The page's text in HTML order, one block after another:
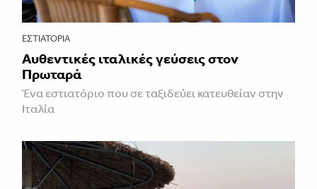
ΕΣΤΙΑΤΌΡΙΑ
Αυθεντικές ιταλικές γεύσεις στον
Πρωταρά
Ένα εστιατόριο που σε ταξιδεύει κατευθείαν στην
Ιταλία